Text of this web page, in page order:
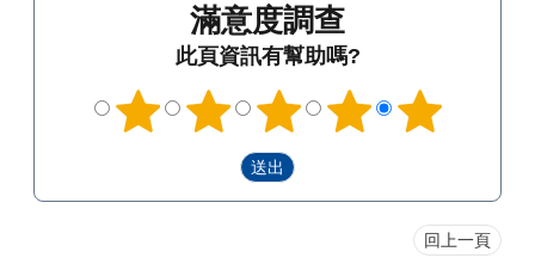
滿意度調查
此頁資訊有幫助嗎?
回上一頁